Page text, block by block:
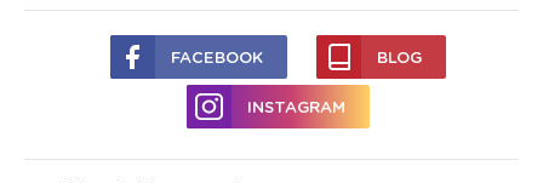
FACEBOOK BLOG
INSTAGRAM